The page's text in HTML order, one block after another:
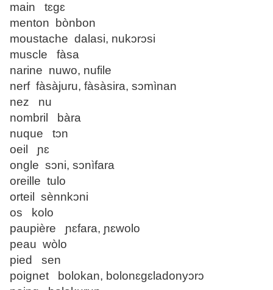
main tɛgɛ
menton bònbon
moustache dalasi, nukɔrɔsi
muscle fàsa
narine nuwo, nufile
nerf fàsàjuru, fàsàsira, sɔmìnan
nez nu
nombril bàra
nuque tɔn
oeil ɲɛ
ongle sɔni, sɔnìfara
oreille tulo
orteil sènnkɔni
os kolo
paupière ɲɛfara, ɲɛwolo
peau wòlo
pied sen
poignet bolokan, bolonɛgɛladonyɔrɔ